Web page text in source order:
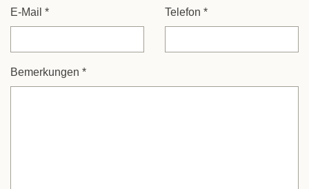
E-Mail * Telefon *
Bemerkungen *